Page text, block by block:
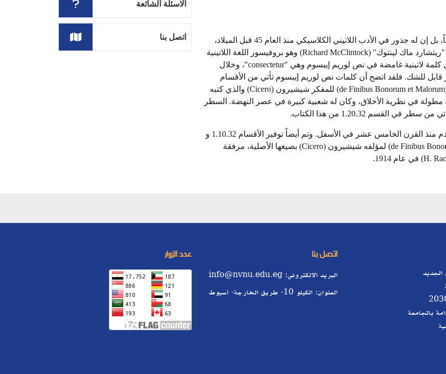
خلافاَ للإعتقاد السائد فإن لوريم إيبسوم ليس نصاَ عشوائياً، بل إن له جذور في الأدب اللاتيني الكلاسيكي منذ العام 45 قبل الميلاد،
مما يجعله أكثر من 2000 عام في القدم. قام البروفيسور "ريتشارد ماك لينتوك" (Richard McClintock) وهو بروفيسور اللغة اللاتينية
في جامعة هامبدن-سيدني في فيرجينيا بالبحث عن أصول كلمة لاتينية غامضة في نص لوريم إيبسوم وهي "consectetur"، وخلال
قابل للشك. فلقد اتضح أن كلمات نص لوريم إيبسوم تأتي من الأقسام
1.10.32 و 1.10.33 من كتاب "حول أقاصي الخير والشر" (de Finibus Bonorum et Malorum) للمفكر شيشيرون (Cicero) والذي كتبه
علمية مطولة في نظرية الأخلاق، وكان له شعبية كبيرة في عصر النهضة. السطر
للمهتمين قمنا بوضع نص لوريم إبسوم القياسي والمُستخدم منذ القرن الخامس عشر في الأسفل. وتم أيضاً توفير الأقسام 1.10.32 و
1.10.33 من "حول أقاصي الخير والشر" (de Finibus Bonorum et Malorum) لمؤلفه شيشيرون (Cicero) بصيغها الأصلية، مرفقة
الاسئلة الشائعة
اتصل بنا
الجديد
بالجامعة
اتصل بنا
البريد الالكتروني: info@nvnu.edu.eg
العنوان: الكيلو 10- طريق الخارجة- أسيوط
عدد الزوار